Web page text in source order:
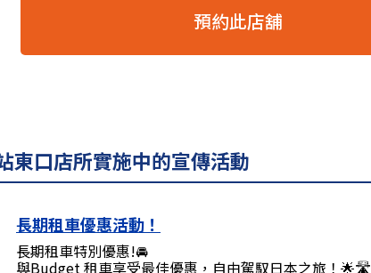
預約此店舖
東口店所實施中的宣傳活動
長期租車優惠活動！
長期租車特別優惠!🚘
與Budget 租車享受最佳優惠，自由駕馭日本之旅！🌟🛣️